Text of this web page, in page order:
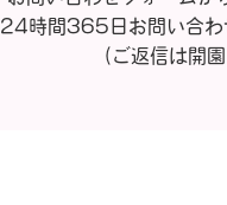
24時間365日お問い合わ
（ご返信は開